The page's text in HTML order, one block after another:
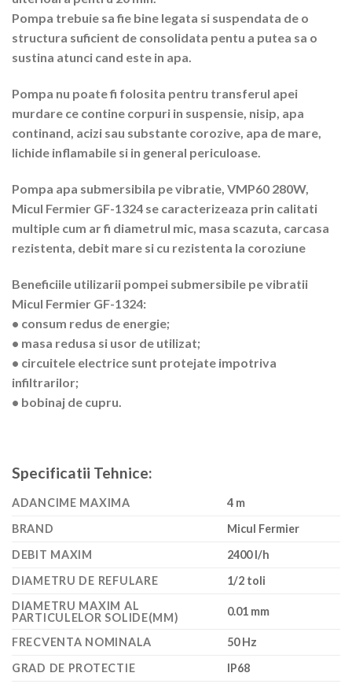
Pompa trebuie sa fie bine legata si suspendata de o
structura suficient de consolidata pentu a putea sa o
sustina atunci cand este in apa.
Pompa nu poate fi folosita pentru transferul apei
murdare ce contine corpuri in suspensie, nisip, apa
continand, acizi sau substante corozive, apa de mare,
lichide inflamabile si in general periculoase.
Pompa apa submersibila pe vibratie, VMP60 280W,
Micul Fermier GF-1324 se caracterizeaza prin calitati
multiple cum ar fi diametrul mic, masa scazuta, carcasa
rezistenta, debit mare si cu rezistenta la coroziune
Beneficiile utilizarii pompei submersibile pe vibratii
Micul Fermier GF-1324:
• consum redus de energie;
• masa redusa si usor de utilizat;
• circuitele electrice sunt protejate impotriva
infiltrarilor;
• bobinaj de cupru.
Specificatii Tehnice:
ADANCIME MAXIMA
4 m
BRAND
Micul Fermier
DEBIT MAXIM
2400 l/h
DIAMETRU DE REFULARE
1/2 toli
DIAMETRU MAXIM AL
PARTICULELOR SOLIDE(MM)
0.01 mm
FRECVENTA NOMINALA
50 Hz
GRAD DE PROTECTIE
IP68